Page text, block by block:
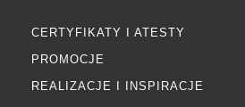
CERTYFIKATY I ATESTY
PROMOCJE
REALIZACJE I INSPIRACJE